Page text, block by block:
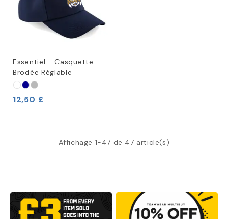
Essentiel - Casquette
Brodée Réglable
12,50 £
Affichage 1-47 de 47 article(s)